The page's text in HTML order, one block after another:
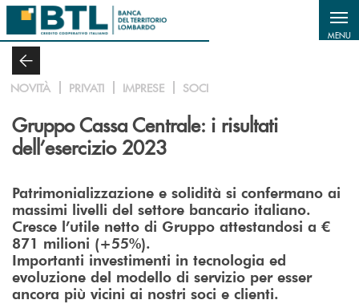
Salta al contenuto principale
MENU
NOVITÀ PRIVATI IMPRESE SOCI
Gruppo Cassa Centrale: i risultati
dell’esercizio 2023
Patrimonializzazione e solidità si confermano ai
massimi livelli del settore bancario italiano.
Cresce l’utile netto di Gruppo attestandosi a €
871 milioni (+55%).
Importanti investimenti in tecnologia ed
evoluzione del modello di servizio per esser
ancora più vicini ai nostri soci e clienti.